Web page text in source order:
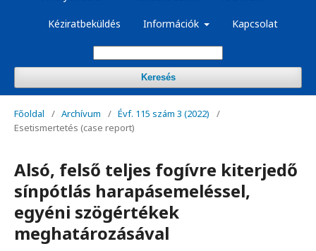
Kéziratbeküldés Információk Kapcsolat
Keresés
Főoldal / Archívum / Évf. 115 szám 3 (2022)
/
Esetismertetés (case report)
Alsó, felső teljes fogívre kiterjedő
sínpótlás harapásemeléssel,
egyéni szögértékek
meghatározásával